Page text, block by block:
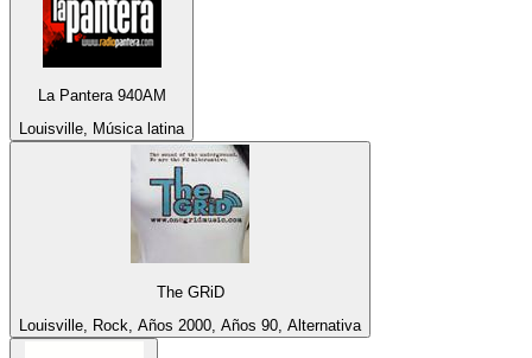
La Pantera 940AM
Louisville, Música latina
The GRiD
Louisville, Rock, Años 2000, Años 90, Alternativa